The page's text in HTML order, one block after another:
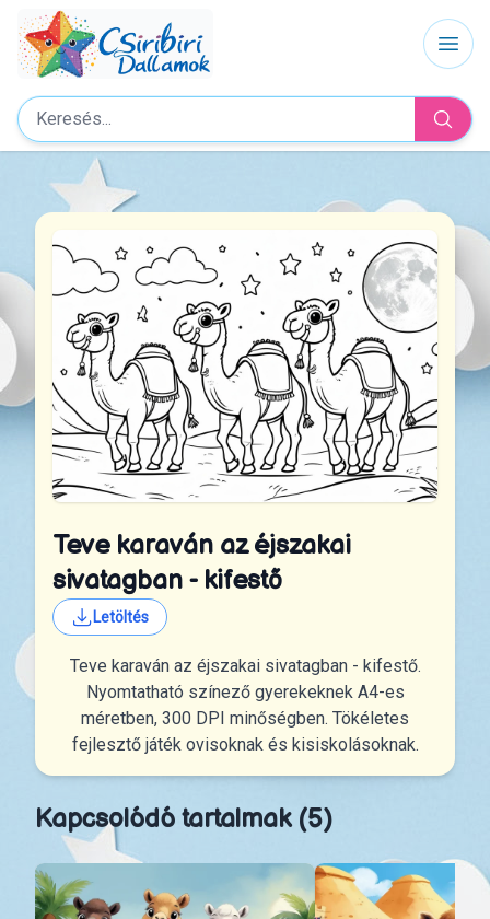
Teve karaván az éjszakai
sivatagban - kifestő
Letöltés
Teve karaván az éjszakai sivatagban - kifestő.
Nyomtatható színező gyerekeknek A4-es
méretben, 300 DPI minőségben. Tökéletes
fejlesztő játék ovisoknak és kisiskolásoknak.
Kapcsolódó tartalmak (5)